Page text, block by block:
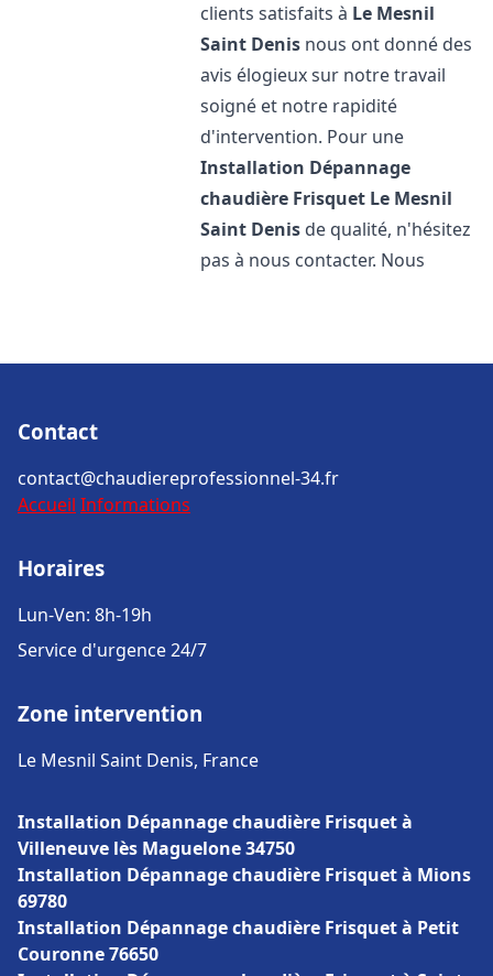
clients satisfaits à Le Mesnil
Saint Denis nous ont donné des
avis élogieux sur notre travail
soigné et notre rapidité
d'intervention. Pour une
Installation Dépannage
chaudière Frisquet Le Mesnil
Saint Denis de qualité, n'hésitez
pas à nous contacter. Nous
Contact
contact@chaudiereprofessionnel-34.fr
Accueil Informations
Horaires
Lun-Ven: 8h-19h
Service d'urgence 24/7
Zone intervention
Le Mesnil Saint Denis, France
Installation Dépannage chaudière Frisquet à
Villeneuve lès Maguelone 34750
Installation Dépannage chaudière Frisquet à Mions
69780
Installation Dépannage chaudière Frisquet à Petit
Couronne 76650